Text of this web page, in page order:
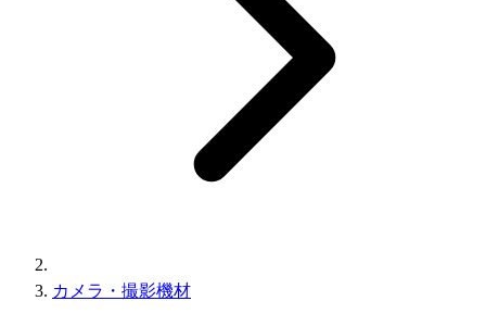
カメラ・撮影機材